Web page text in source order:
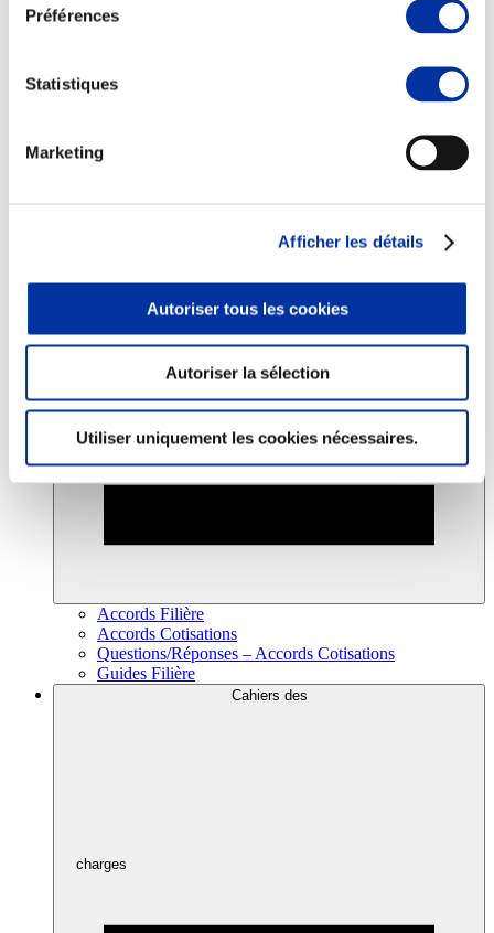
Préférences
Statistiques
Marketing
Afficher les détails
Autoriser tous les cookies
Autoriser la sélection
Utiliser uniquement les cookies nécessaires.
Accords Filière
Accords Cotisations
Questions/Réponses – Accords Cotisations
Guides Filière
Cahiers des
charges